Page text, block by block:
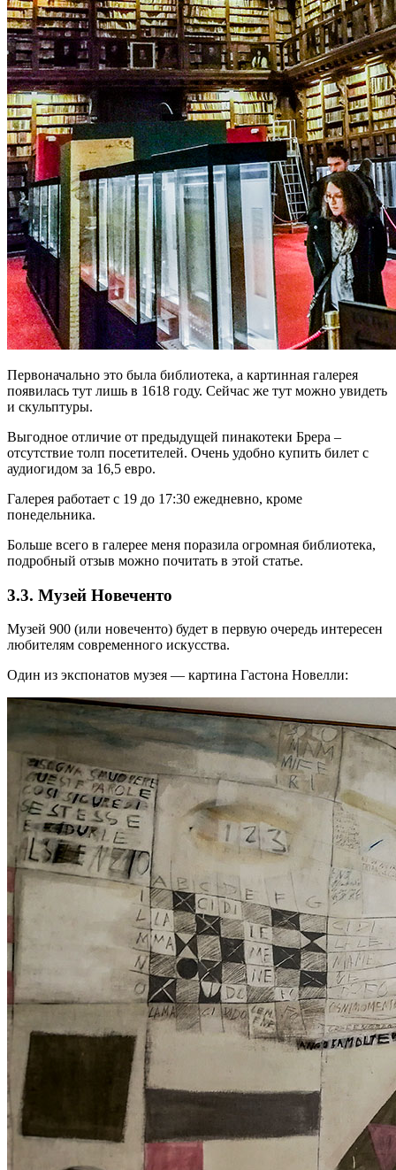
Первоначально это была библиотека, а картинная галерея
появилась тут лишь в 1618 году. Сейчас же тут можно увидеть
и скульптуры.
Выгодное отличие от предыдущей пинакотеки Брера –
отсутствие толп посетителей. Очень удобно купить билет с
аудиогидом за 16,5 евро.
Галерея работает с 19 до 17:30 ежедневно, кроме
понедельника.
Больше всего в галерее меня поразила огромная библиотека,
подробный отзыв можно почитать в этой статье.
3.3. Музей Новеченто
Музей 900 (или новеченто) будет в первую очередь интересен
любителям современного искусства.
Один из экспонатов музея — картина Гастона Новелли: